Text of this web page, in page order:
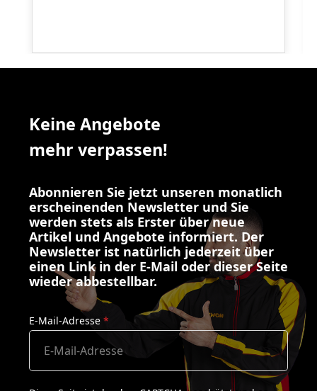
Keine Angebote
mehr verpassen!
Abonnieren Sie jetzt unseren monatlich
erscheinenden Newsletter und Sie
werden stets als Erster über neue
Artikel und Angebote informiert. Der
Newsletter ist natürlich jederzeit über
einen Link in der E-Mail oder dieser Seite
wieder abbestellbar.
E-Mail-Adresse *